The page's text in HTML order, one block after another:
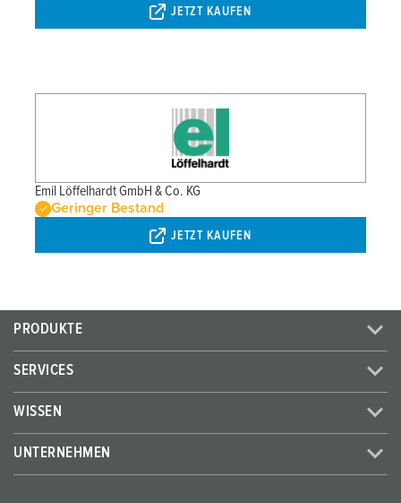
JETZT KAUFEN
Emil Löffelhardt GmbH & Co. KG
Geringer Bestand
JETZT KAUFEN
PRODUKTE
SERVICES
WISSEN
UNTERNEHMEN